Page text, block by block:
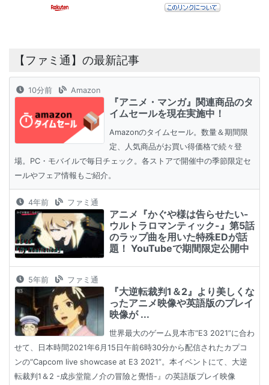
【ファミ通】の最新記事
10分前 Amazon
『アニメ・マンガ』関連商品のタ
イムセールを現在実施中！
Amazonのタイムセール。数量＆期間限
定、人気商品がお買い得価格で続々登
場。PC・モバイルで毎日チェック。各ストアで開催中の季節限定セ
ールやフェア情報もご紹介。
4年前 ファミ通
アニメ『かぐや様は告らせたい-
ウルトラロマンティック-』第5話
のラップ曲を用いた特殊EDが話
題！ YouTubeで期間限定公開中
5年前 ファミ通
『大逆転裁判1＆2』より美しくな
ったアニメ映像や英語版のプレイ
映像が ...
世界最大のゲーム見本市“E3 2021”に合わ
せて、日本時間2021年6月15日午前6時30分から配信されたカプコ
ンの“Capcom live showcase at E3 2021”。本イベントにて、大逆
転裁判1＆2 -成歩堂龍ノ介の冒險と覺悟-』の英語版プレイ映像